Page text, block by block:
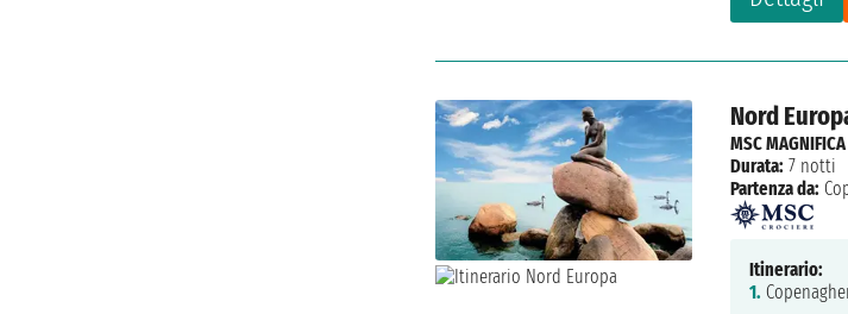
Nord
MSC MAGNIFICA
Durata: 7 notti
Partenza da:
Itinerario:
1.